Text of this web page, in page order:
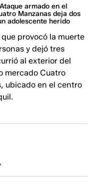
armado en el
Manzanas deja dos
adolescente herido
provocó la muerte
y dejó tres
al exterior del
mercado Cuatro
ubicado en el centro